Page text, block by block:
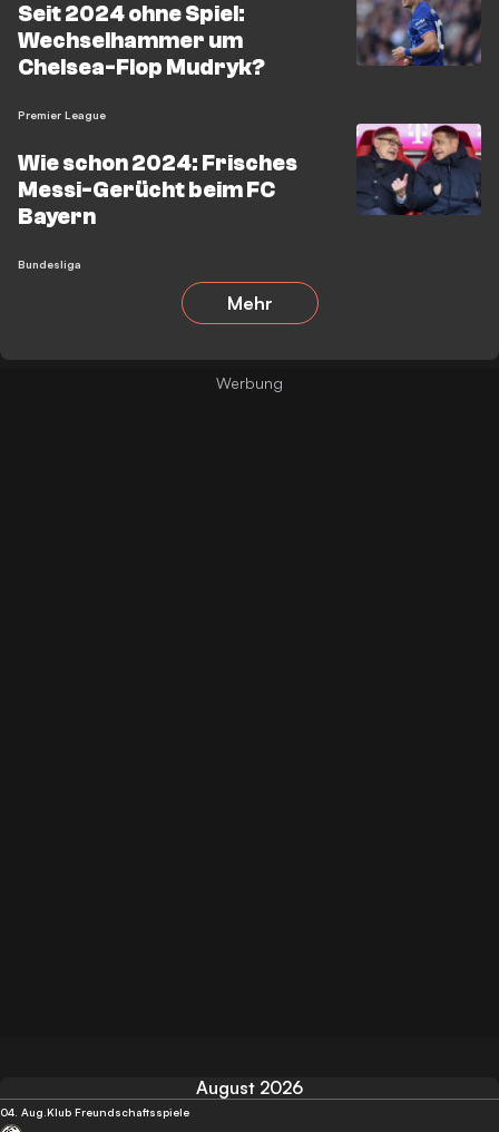
Seit 2024 ohne Spiel:
Wechselhammer um
Chelsea-Flop Mudryk?
Premier League
Wie schon 2024: Frisches
Messi-Gerücht beim FC
Bayern
Bundesliga
Mehr
August 2026
04. Aug. Klub Freundschaftsspiele